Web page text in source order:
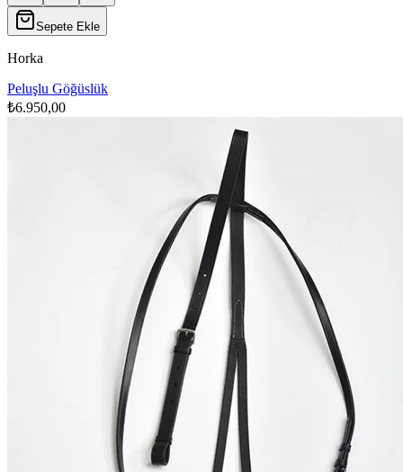
Sepete Ekle
Horka
Peluşlu Göğüslük
₺6.950,00